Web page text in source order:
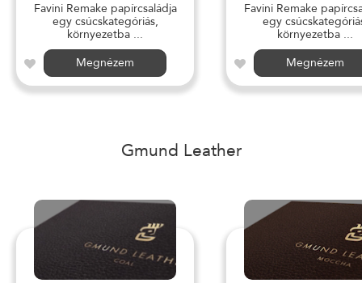
Favini Remake papírcsaládja
egy csúcskategóriás,
környezetba ...
Megnézem
Favini Remake
egy
környezetba ...
Megnézem
Gmund Leather